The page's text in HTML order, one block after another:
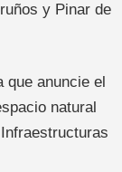
y Pinar de
que anuncie el
natural